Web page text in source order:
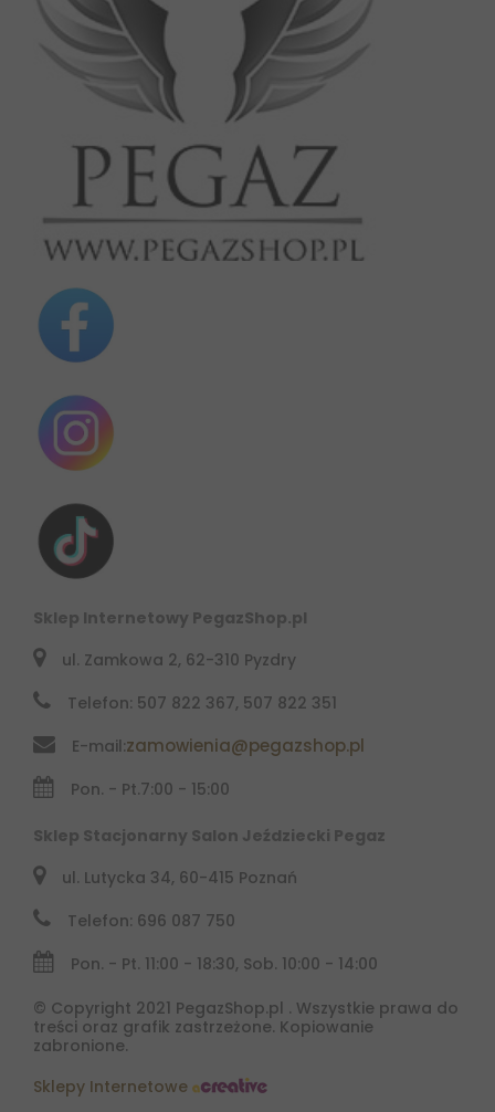
Sklep Internetowy PegazShop.pl
ul. Zamkowa 2, 62-310 Pyzdry
Telefon: 507 822 367, 507 822 351
E-mail:zamowienia@pegazshop.pl
Pon. - Pt.7:00 - 15:00
Sklep Stacjonarny Salon Jeździecki Pegaz
ul. Lutycka 34, 60-415 Poznań
Telefon: 696 087 750
Pon. - Pt. 11:00 - 18:30, Sob. 10:00 - 14:00
© Copyright 2021 PegazShop.pl . Wszystkie prawa do
treści oraz grafik zastrzeżone. Kopiowanie
zabronione.
Sklepy Internetowe